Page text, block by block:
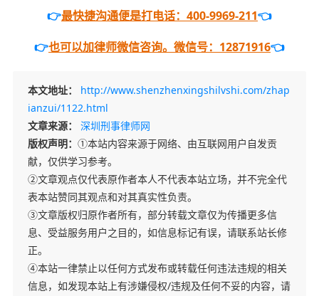
👉最快捷沟通便是打电话：400-9969-211👈
👉也可以加律师微信咨询。微信号：12871916👈
本文地址：
http://www.shenzhenxingshilvshi.com/zhap
ianzui/1122.html
文章来源：
深圳刑事律师网
版权声明： ①本站内容来源于网络、由互联网用户自发贡
献，仅供学习参考。
②文章观点仅代表原作者本人不代表本站立场，并不完全代
表本站赞同其观点和对其真实性负责。
③文章版权归原作者所有，部分转载文章仅为传播更多信
息、受益服务用户之目的，如信息标记有误，请联系站长修
正。
④本站一律禁止以任何方式发布或转载任何违法违规的相关
信息，如发现本站上有涉嫌侵权/违规及任何不妥的内容，请